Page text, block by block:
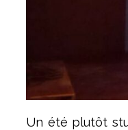
Un été plutôt